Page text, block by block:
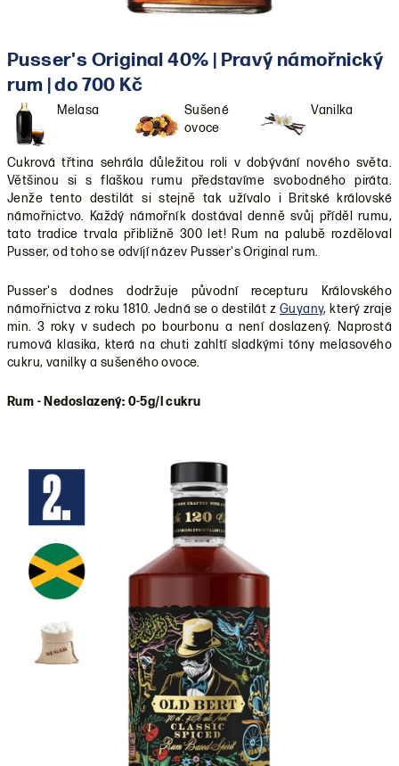
Pusser's Original 40% | Pravý námořnický
rum | do 700 Kč
Melasa
Sušené
ovoce
Vanilka
Cukrová třtina sehrála důležitou roli v dobývání nového světa.
Většinou si s flaškou rumu představíme svobodného piráta.
Jenže tento destilát si stejně tak užívalo i Britské královské
námořnictvo. Každý námořník dostával denně svůj příděl rumu,
tato tradice trvala přibližně 300 let! Rum na palubě rozděloval
Pusser, od toho se odvíjí název Pusser's Original rum.
Pusser's dodnes dodržuje původní recepturu Královského
námořnictva z roku 1810. Jedná se o destilát z Guyany, který zraje
min. 3 roky v sudech po bourbonu a není doslazený. Naprostá
rumová klasika, která na chuti zahltí sladkými tóny melasového
cukru, vanilky a sušeného ovoce.
Rum - Nedoslazený: 0-5g/l cukru